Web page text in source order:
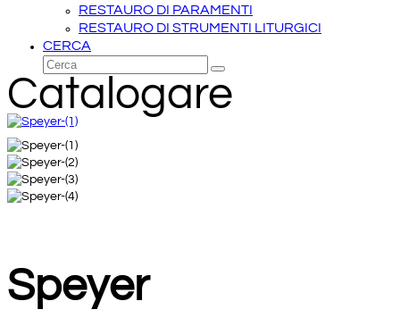
RESTAURO DI PARAMENTI
RESTAURO DI STRUMENTI LITURGICI
CERCA
Cerca
Invia
Catalogare
Speyer